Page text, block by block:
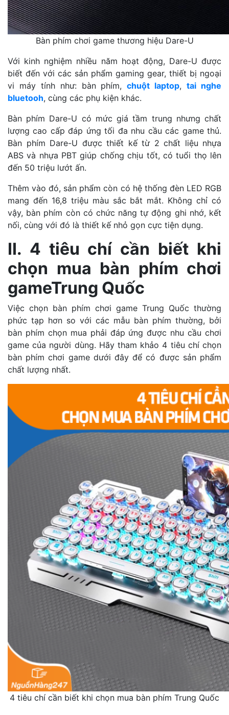
Bàn phím chơi game thương hiệu Dare-U
Với kinh nghiệm nhiều năm hoạt động, Dare-U được
biết đến với các sản phẩm gaming gear, thiết bị ngoại
vi máy tính như: bàn phím,chuột laptop,tai nghe
bluetooh, cùng các phụ kiện khác.
Bàn phím Dare-U có mức giá tầm trung nhưng chất
lượng cao cấp đáp ứng tối đa nhu cầu các game thủ.
Bàn phím Dare-U được thiết kế từ 2 chất liệu nhựa
ABS và nhựa PBT giúp chống chịu tốt, có tuổi thọ lên
đến 50 triệu lướt ấn.
Thêm vào đó, sản phẩm còn có hệ thống đèn LED RGB
mang đến 16,8 triệu màu sắc bắt mắt. Không chỉ có
vậy, bàn phím còn có chức năng tự động ghi nhớ, kết
nối, cùng với đó là thiết kế nhỏ gọn cực tiện dụng.
II. 4 tiêu chí cần biết khi
chọn mua bàn phím chơi
gameTrung Quốc
Việc chọn bàn phím chơi game Trung Quốc thường
phức tạp hơn so với các mẫu bàn phím thường, bởi
bàn phím chọn mua phải đáp ứng được nhu cầu chơi
game của người dùng. Hãy tham khảo 4 tiêu chí chọn
bàn phím chơi game dưới đây để có được sản phẩm
chất lượng nhất.
4 tiêu chí cần biết khi chọn mua bàn phím Trung Quốc